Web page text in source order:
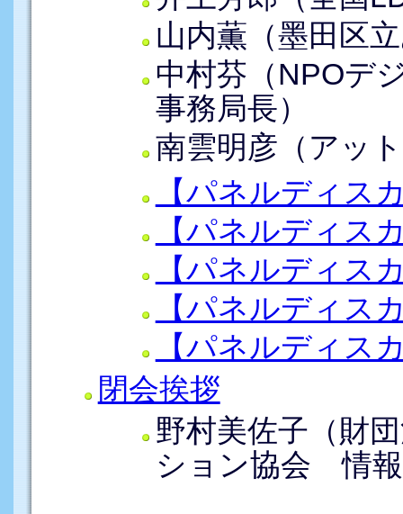
山内薫（墨田区
中村芬（NPOデ
事務局長）
南雲明彦（アッ
【パネルディス
【パネルディス
【パネルディス
【パネルディス
【パネルディス
閉会挨拶
野村美佐子（財
ション協会 情